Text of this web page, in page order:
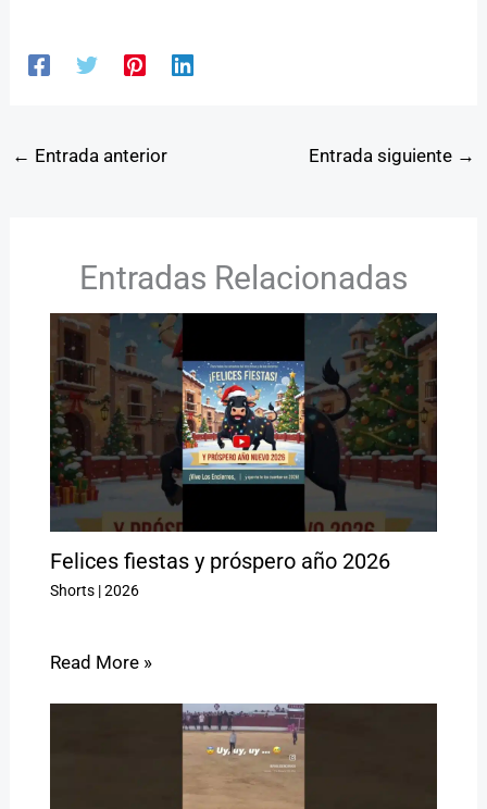
← Entrada anterior Entrada siguiente →
Entradas Relacionadas
Felices fiestas y próspero año 2026
Shorts|2026
Read More »